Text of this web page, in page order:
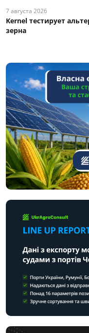
7 августа 2026
Kernel тестирует
зерна